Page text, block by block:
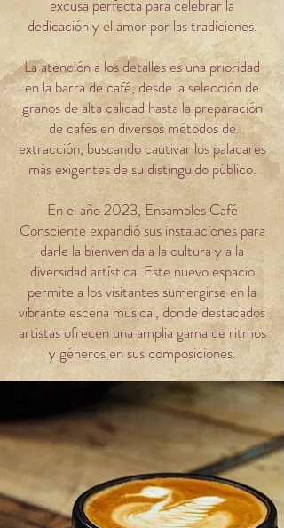
excusa perfecta para celebrar la
dedicación y el amor por las tradiciones.
La atención a los detalles es una prioridad
en la barra de café, desde la selección de
granos de alta calidad hasta la preparación
de cafés en diversos métodos de
extracción, buscando cautivar los paladares
más exigentes de su distinguido público.
En el año 2023, Ensambles Café
Consciente expandió sus instalaciones para
darle la bienvenida a la cultura y a la
diversidad artística. Este nuevo espacio
permite a los visitantes sumergirse en la
vibrante escena musical, donde destacados
artistas ofrecen una amplia gama de ritmos
y géneros en sus composiciones.